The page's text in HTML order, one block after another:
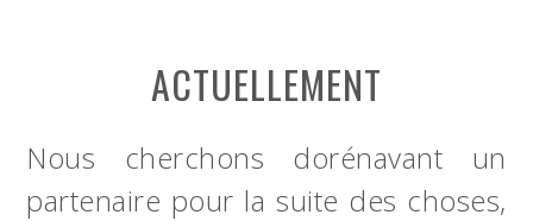
ACTUELLEMENT
Nous cherchons dorénavant un
partenaire pour la suite des choses,